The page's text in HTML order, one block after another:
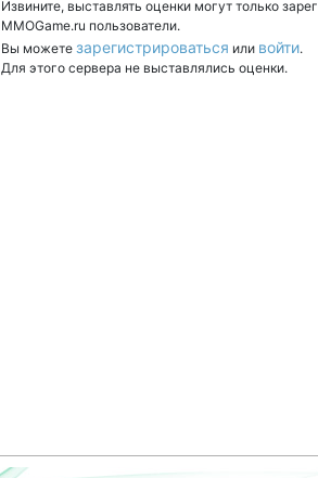
Извините, выставлять оценки могут только
MMOGame.ru пользователи.
Вы можете зарегистрироваться или войти.
Для этого сервера не выставлялись оценки.